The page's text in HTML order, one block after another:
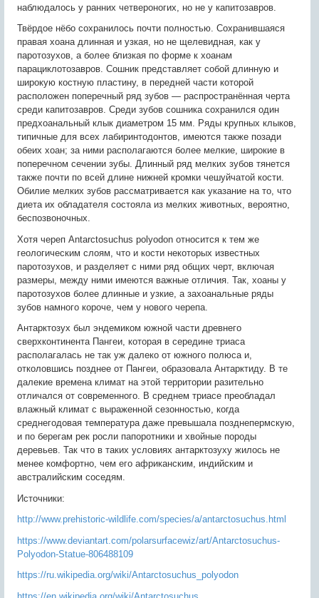
наблюдалось у ранних четвероногих, но не у капитозавров.
Твёрдое нёбо сохранилось почти полностью. Сохранившаяся
правая хоана длинная и узкая, но не щелевидная, как у
паротозухов, а более близкая по форме к хоанам
парациклотозавров. Сошник представляет собой длинную и
широкую костную пластину, в передней части которой
расположен поперечный ряд зубов — распространённая черта
среди капитозавров. Среди зубов сошника сохранился один
предхоанальный клык диаметром 15 мм. Ряды крупных клыков,
типичные для всех лабиринтодонтов, имеются также позади
обеих хоан; за ними располагаются более мелкие, широкие в
поперечном сечении зубы. Длинный ряд мелких зубов тянется
также почти по всей длине нижней кромки чешуйчатой кости.
Обилие мелких зубов рассматривается как указание на то, что
диета их обладателя состояла из мелких животных, вероятно,
беспозвоночных.
Хотя череп Antarctosuchus polyodon относится к тем же
геологическим слоям, что и кости некоторых известных
паротозухов, и разделяет с ними ряд общих черт, включая
размеры, между ними имеются важные отличия. Так, хоаны у
паротозухов более длинные и узкие, а захоанальные ряды
зубов намного короче, чем у нового черепа.
Антарктозух был эндемиком южной части древнего
сверхконтинента Пангеи, которая в середине триаса
располагалась не так уж далеко от южного полюса и,
отколовшись позднее от Пангеи, образовала Антарктиду. В те
далекие времена климат на этой территории разительно
отличался от современного. В среднем триасе преобладал
влажный климат с выраженной сезонностью, когда
среднегодовая температура даже превышала позднепермскую,
и по берегам рек росли папоротники и хвойные породы
деревьев. Так что в таких условиях антарктозуху жилось не
менее комфортно, чем его африканским, индийским и
австралийским соседям.
Источники:
http://www.prehistoric-wildlife.com/species/a/antarctosuchus.html
https://www.deviantart.com/polarsurfacewiz/art/Antarctosuchus-
Polyodon-Statue-806488109
https://ru.wikipedia.org/wiki/Antarctosuchus_polyodon